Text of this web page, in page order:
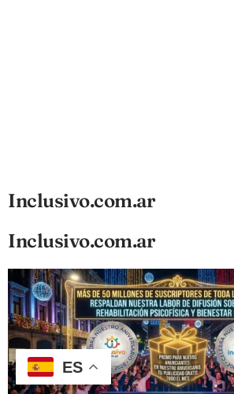
Inclusivo.com.ar
Inclusivo.com.ar
ES